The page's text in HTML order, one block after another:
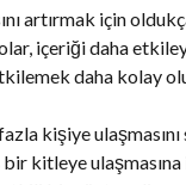
artırmak için
içeriği daha
daha kolay
kişiye
kitleye